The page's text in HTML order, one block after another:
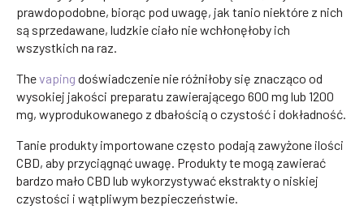
prawdopodobne, biorąc pod uwagę, jak tanio niektóre z nich
są sprzedawane, ludzkie ciało nie wchłonęłoby ich
wszystkich na raz.
Thevaping doświadczenie nie różniłoby się znacząco od
wysokiej jakości preparatu zawierającego 600 mg lub 1200
mg, wyprodukowanego z dbałością o czystość i dokładność.
Tanie produkty importowane często podają zawyżone ilości
CBD, aby przyciągnąć uwagę. Produkty te mogą zawierać
bardzo mało CBD lub wykorzystywać ekstrakty o niskiej
czystości i wątpliwym bezpieczeństwie.